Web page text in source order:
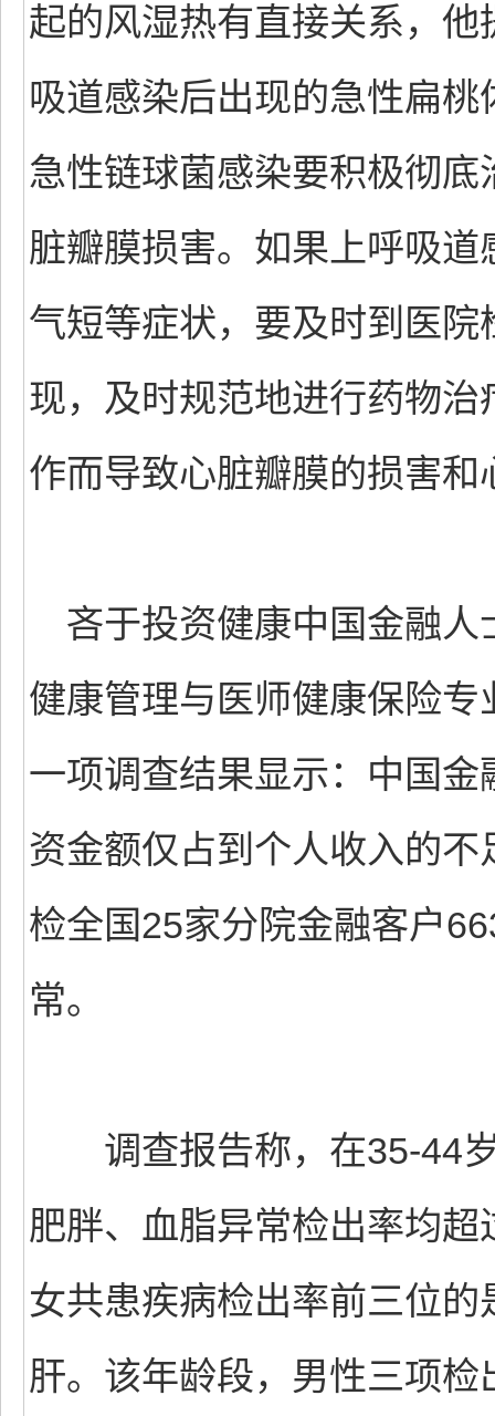
起的风湿热有直接关系，
吸道感染后出现的急性扁
急性链球菌感染要积极彻
脏瓣膜损害。如果上呼吸
气短等症状，要及时到医
现，及时规范地进行药物
作而导致心脏瓣膜的损害和
吝于投资健康中国金融人
健康管理与医师健康保险
一项调查结果显示：中国
资金额仅占到个人收入的
检全国25家分院金融客户
常。
调查报告称，在35-44岁
肥胖、血脂异常检出率均
女共患疾病检出率前三位
肝。该年龄段，男性三项